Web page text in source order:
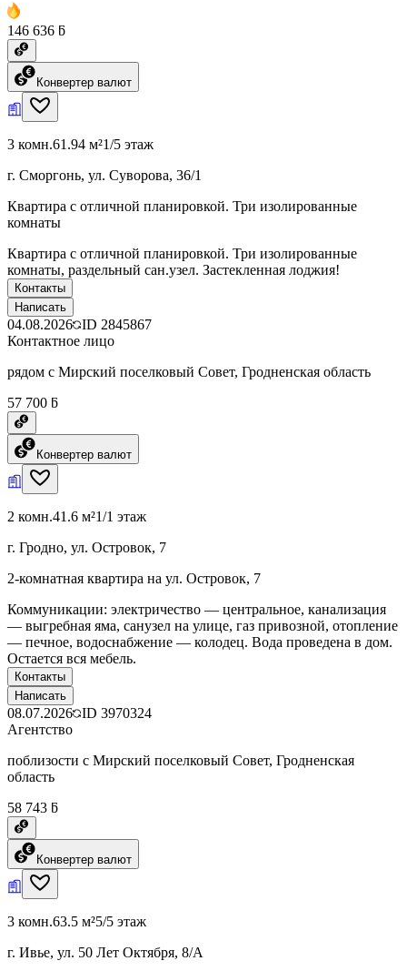
146 636 ƃ
Конвертер валют
3 комн.61.94 м²1/5 этаж
г. Сморгонь, ул. Суворова, 36/1
Квартира с отличной планировкой. Три изолированные
комнаты
Квартира с отличной планировкой. Три изолированные
комнаты, раздельный сан.узел. Застекленная лоджия!
Контакты
Написать
04.08.2026 ID 2845867
Контактное лицо
рядом с Мирский поселковый Совет, Гродненская область
57 700 ƃ
Конвертер валют
2 комн.41.6 м²1/1 этаж
г. Гродно, ул. Островок, 7
2-комнатная квартира на ул. Островок, 7
Коммуникации: электричество — центральное, канализация
— выгребная яма, санузел на улице, газ привозной, отопление
— печное, водоснабжение — колодец. Вода проведена в дом.
Остается вся мебель.
Контакты
Написать
08.07.2026 ID 3970324
Агентство
поблизости с Мирский поселковый Совет, Гродненская
область
58 743 ƃ
Конвертер валют
3 комн.63.5 м²5/5 этаж
г. Ивье, ул. 50 Лет Октября, 8/А